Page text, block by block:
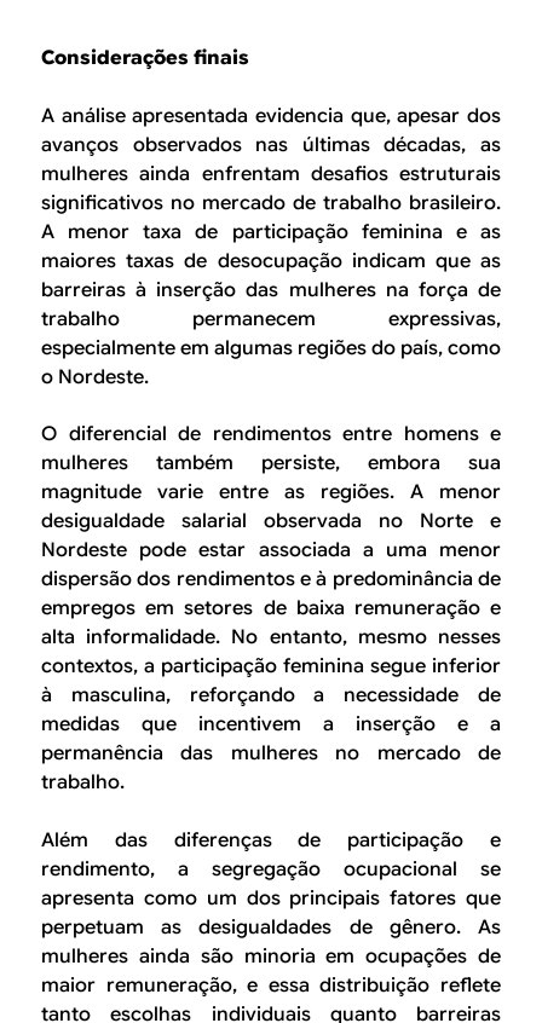
Considerações finais
A análise apresentada evidencia que, apesar dos
avanços observados nas últimas décadas, as
mulheres ainda enfrentam desafios estruturais
significativos no mercado de trabalho brasileiro.
A menor taxa de participação feminina e as
maiores taxas de desocupação indicam que as
barreiras à inserção das mulheres na força de
trabalho permanecem expressivas,
especialmente em algumas regiões do país, como
o Nordeste.
O diferencial de rendimentos entre homens e
mulheres também persiste, embora sua
magnitude varie entre as regiões. A menor
desigualdade salarial observada no Norte e
Nordeste pode estar associada a uma menor
dispersão dos rendimentos e à predominância de
empregos em setores de baixa remuneração e
alta informalidade. No entanto, mesmo nesses
contextos, a participação feminina segue inferior
à masculina, reforçando a necessidade de
medidas que incentivem a inserção e a
permanência das mulheres no mercado de
trabalho.
Além das diferenças de participação e
rendimento, a segregação ocupacional se
apresenta como um dos principais fatores que
perpetuam as desigualdades de gênero. As
mulheres ainda são minoria em ocupações de
maior remuneração, e essa distribuição reflete
tanto escolhas individuais quanto barreiras